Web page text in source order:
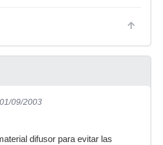
09/2003
difusor para evitar las